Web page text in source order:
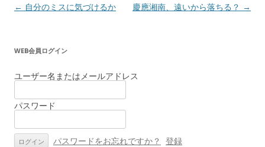
投
ビ
ゲ
シ
ン
← 自分のミスに気づけるか 慶應湘南、遠いから落ちる？ →
WEB会員ログイン
ユーザー名またはメールアドレス
パスワード
パスワードをお忘れですか？ 登録